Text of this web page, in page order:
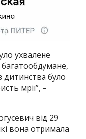
ухвалене
дитинства було
мрії”, –
від 29
вона отримала